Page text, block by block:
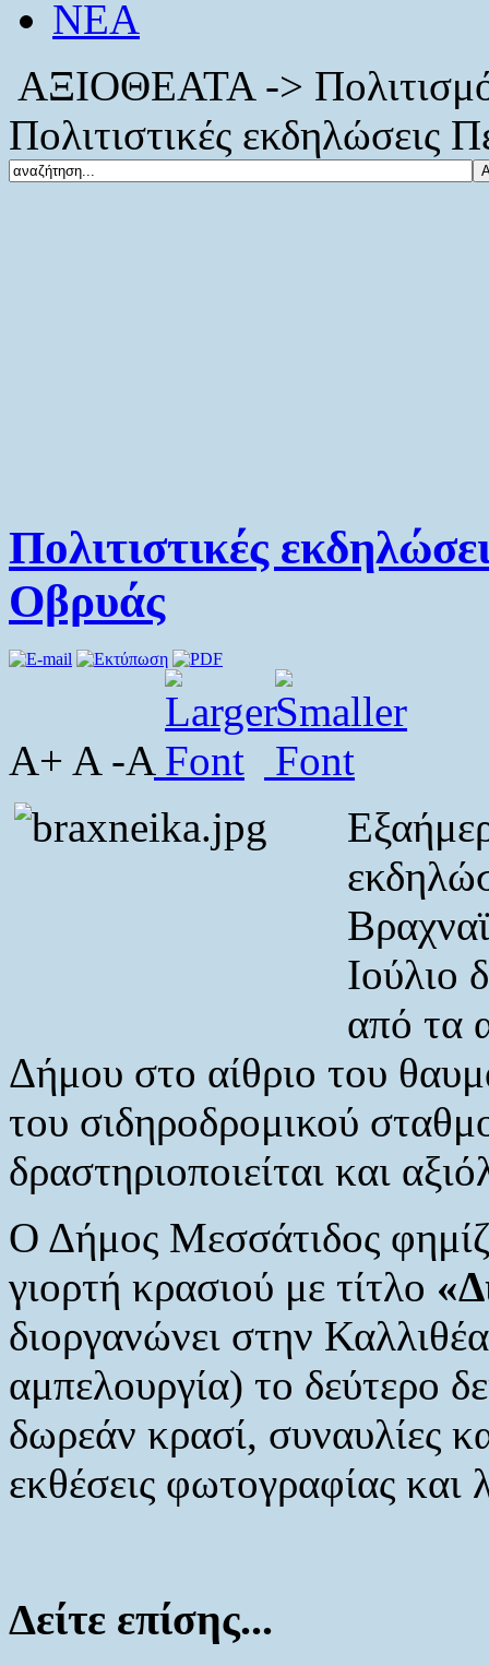
ΝΕΑ
ΑΞΙΟΘΕΑΤΑ ->
Πολιτιστικές εκδηλώσεις
Πολιτιστικές
Οβρυάς
A+ A -A
Ιούλιο
από τα
Δήμου στο αίθριο του
του σιδηροδρομικού
δραστηριοποιείται και
Ο Δήμος Μεσσάτιδος
γιορτή κρασιού με τίτλο
διοργανώνει στην
αμπελουργία) το δεύτερο
δωρεάν κρασί, συναυλίες
εκθέσεις φωτογραφίας και
Δείτε επίσης...